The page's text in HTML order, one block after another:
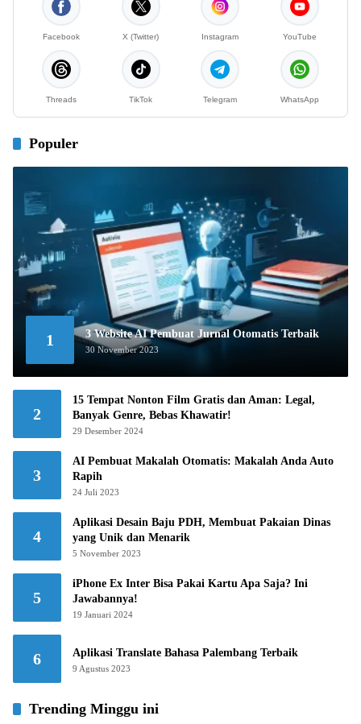
Facebook X (Twitter) Instagram YouTube
Threads TikTok Telegram WhatsApp
Populer
1 3 Website AI Pembuat Jurnal Otomatis Terbaik
30 November 2023
2
15 Tempat Nonton Film Gratis dan Aman: Legal,
Banyak Genre, Bebas Khawatir!
29 Desember 2024
3
AI Pembuat Makalah Otomatis: Makalah Anda Auto
Rapih
24 Juli 2023
4
Aplikasi Desain Baju PDH, Membuat Pakaian Dinas
yang Unik dan Menarik
5 November 2023
5
iPhone Ex Inter Bisa Pakai Kartu Apa Saja? Ini
Jawabannya!
19 Januari 2024
6 Aplikasi Translate Bahasa Palembang Terbaik
9 Agustus 2023
Trending Minggu ini